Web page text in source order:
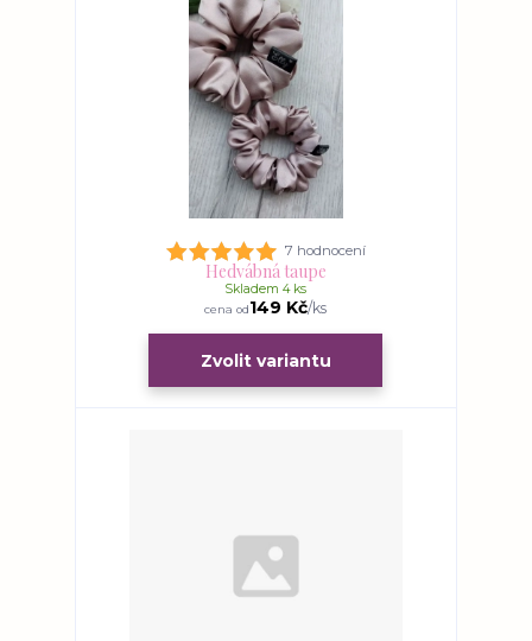
7 hodnocení
Hedvábná taupe
cena od149 Kč/ks
Skladem 4 ks
Zvolit variantu